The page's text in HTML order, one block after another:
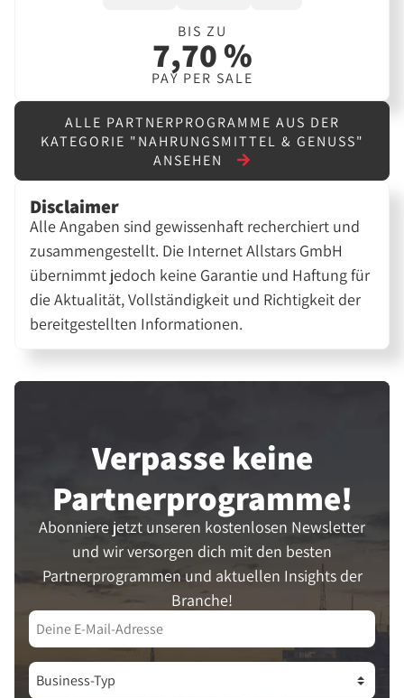
BIS ZU
7,70 %
PAY PER SALE
ALLE PARTNERPROGRAMME AUS DER
KATEGORIE "NAHRUNGSMITTEL & GENUSS"
ANSEHEN
Disclaimer
Alle Angaben sind gewissenhaft recherchiert und
zusammengestellt. Die Internet Allstars GmbH
übernimmt jedoch keine Garantie und Haftung für
die Aktualität, Vollständigkeit und Richtigkeit der
bereitgestellten Informationen.
Verpasse keine
Partner­programme!
Abonniere jetzt unseren kostenlosen Newsletter
und wir versorgen dich mit den besten
Partnerprogrammen und aktuellen Insights der
Branche!